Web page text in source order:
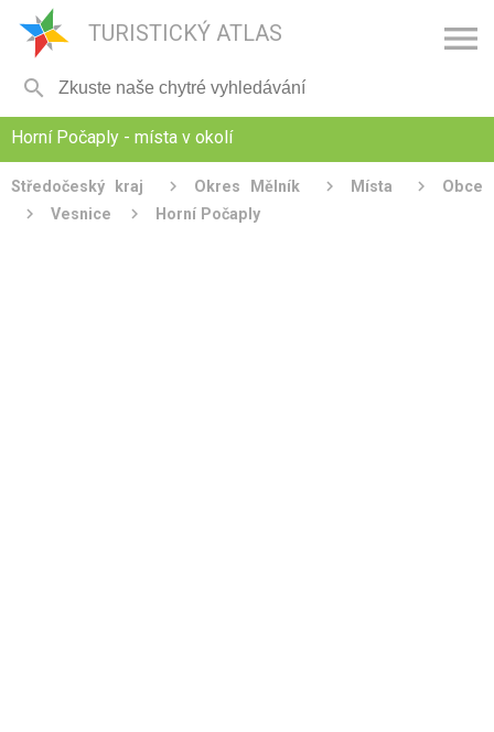
TURISTICKÝ ATLAS 

Horní Počaply - místa v okolí
Středočeský kraj Okres Mělník Místa
Obce
Vesnice
Horní Počaply